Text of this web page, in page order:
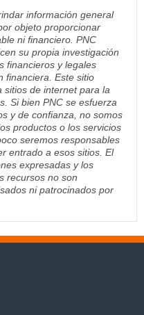
información general
objeto proporcionar
ni financiero. PNC
su propia investigación
financieros y legales
financiera. Este sitio
de internet para la
Si bien PNC se esfuerza
y de confianza, no somos
productos o los servicios
seremos responsables
entrado a esos sitios. El
expresadas y los
recursos no son
ni patrocinados por